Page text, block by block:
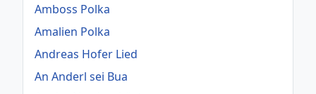
Amboss Polka
Amalien Polka
Andreas Hofer Lied
An Anderl sei Bua